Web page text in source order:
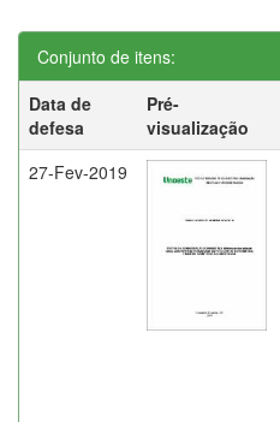
Conjunto de itens:
Data de
defesa
Pré-
visualização
27-Fev-2019